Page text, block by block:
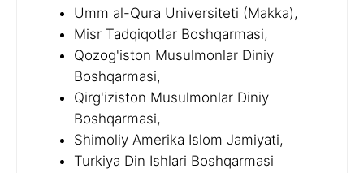
Umm al-Qura Universiteti (Makka),
Misr Tadqiqotlar Boshqarmasi,
Qozog'iston Musulmonlar Diniy
Boshqarmasi,
Qirg'iziston Musulmonlar Diniy
Boshqarmasi,
Shimoliy Amerika Islom Jamiyati,
Turkiya Din Ishlari Boshqarmasi